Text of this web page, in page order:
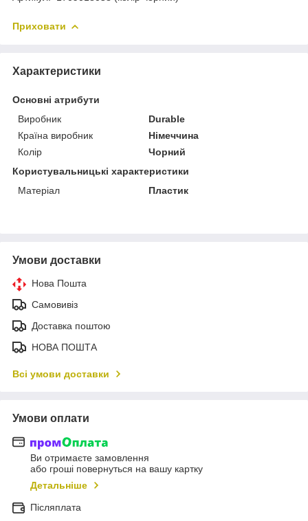
Приховати
Характеристики
Основні атрибути
Виробник
Durable
Країна виробник
Німеччина
Колір
Чорний
Користувальницькі характеристики
Матеріал
Пластик
Умови доставки
Нова Пошта
Самовивіз
Доставка поштою
НОВА ПОШТА
Всі умови доставки
Умови оплати
Ви отримаєте замовлення
або гроші повернуться на вашу картку
Детальніше
Післяплата